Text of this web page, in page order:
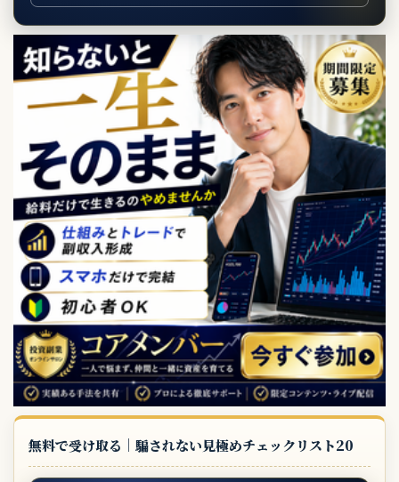
無料で受け取る｜騙されない見極めチェックリスト20